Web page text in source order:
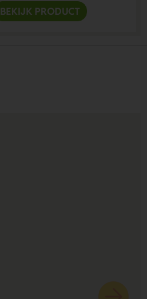
BEKIJK PRODUCT